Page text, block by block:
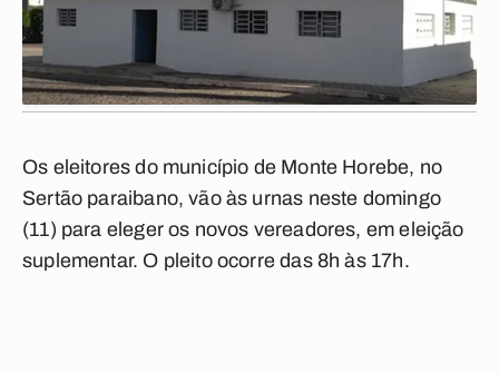
Os eleitores do município de Monte Horebe, no
Sertão paraibano, vão às urnas neste domingo
(11) para eleger os novos vereadores, em eleição
suplementar. O pleito ocorre das 8h às 17h.